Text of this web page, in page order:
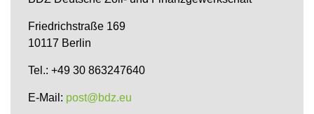
Friedrichstraße 169
10117 Berlin
Tel.: +49 30 863247640
E-Mail: post@bdz.eu